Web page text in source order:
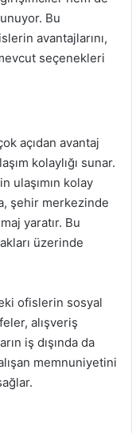
Bu
avantajlarını,
seçenekleri
açıdan avantaj
kolaylığı sunar.
ulaşımın kolay
şehir merkezinde
yaratır. Bu
üzerinde
ofislerin sosyal
alışveriş
iş dışında da
memnuniyetini